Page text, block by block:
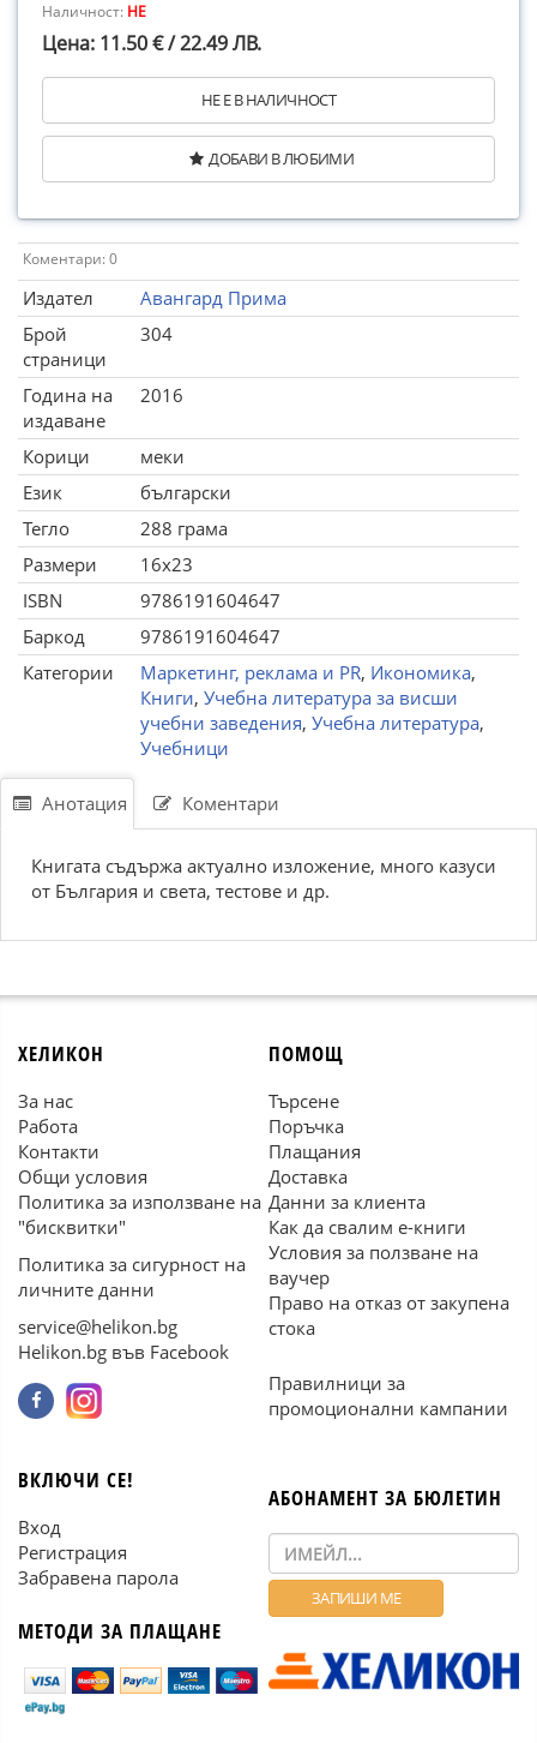
Наличност: НЕ
Цена: 11.50 € / 22.49 ЛВ.
НЕ Е В НАЛИЧНОСТ
ДОБАВИ В ЛЮБИМИ
Коментари: 0
Издател
Авангард Прима
Брой
страници
304
Година на
издаване
2016
Корици
меки
Език
български
Тегло
288 грама
Размери
16x23
ISBN
9786191604647
Баркод
9786191604647
Категории
Маркетинг, реклама и PR, Икономика,
Книги, Учебна литература за висши
учебни заведения, Учебна литература,
Учебници
Анотация Коментари
Книгата съдържа актуално изложение, много казуси
от България и света, тестове и др.
ХЕЛИКОН
За нас
Работа
Контакти
Общи условия
Политика за използване на
"бисквитки"
Политика за сигурност на
личните данни
service@helikon.bg
Helikon.bg във Facebook
ПОМОЩ
Търсене
Поръчка
Плащания
Доставка
Данни за клиента
Как да свалим е-книги
Условия за ползване на
ваучер
Право на отказ от закупена
стока
Правилници за
промоционални кампании
ВКЛЮЧИ СЕ!
Вход
Регистрация
Забравена парола
МЕТОДИ ЗА ПЛАЩАНЕ
АБОНАМЕНТ ЗА БЮЛЕТИН